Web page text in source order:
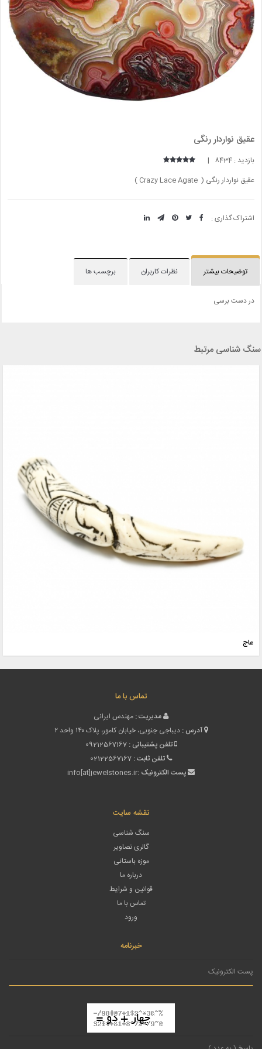
عقیق نواردار رنگی
بازدید : 8434 |
عقیق نواردار رنگی ( Crazy Lace Agate )
اشتراک گذاری :
توضیحات بیشتر نظرات کاربران برچسب ها
در دست برسی
سنگ شناسی مرتبط
عاج
تماس با ما
مدیریت : مهندس ایرانی
آدرس : دیباجی جنوبی، خیابان کامور، پلاک ۱۴۰ واحد ۲
تلفن پشتیبانی : 09212567167
تلفن ثابت : 02122567167
پست الکترونیک :info[at]jewelstones.ir
نقشه سایت
سنگ شناسی
گالری تصاویر
موزه باستانی
درباره ما
قوانین و شرایط
تماس با ما
ورود
خبرنامه